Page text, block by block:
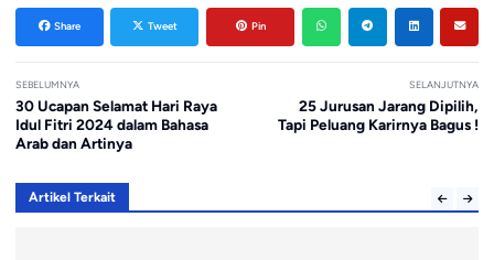
Share Tweet Pin
SEBELUMNYA
30 Ucapan Selamat Hari Raya
Idul Fitri 2024 dalam Bahasa
Arab dan Artinya
SELANJUTNYA
25 Jurusan Jarang Dipilih,
Tapi Peluang Karirnya Bagus !
Artikel Terkait